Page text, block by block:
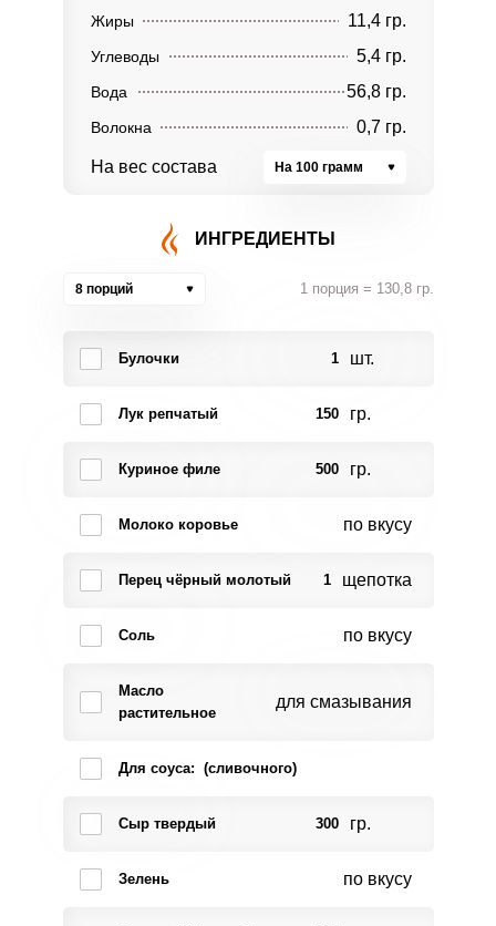
Жиры 11,4 гр.
Углеводы 5,4 гр.
Вода 56,8 гр.
Волокна 0,7 гр.
На вес состава На 100 грамм
ИНГРЕДИЕНТЫ
8 порций 1 порция = 130,8 гр.
Булочки 1 шт.
Лук репчатый 150 гр.
Куриное филе 500 гр.
Молоко коровье по вкусу
Перец чёрный молотый 1 щепотка
Соль по вкусу
Масло
растительное
для смазывания
Для соуса: (сливочного)
Сыр твердый 300 гр.
Зелень по вкусу